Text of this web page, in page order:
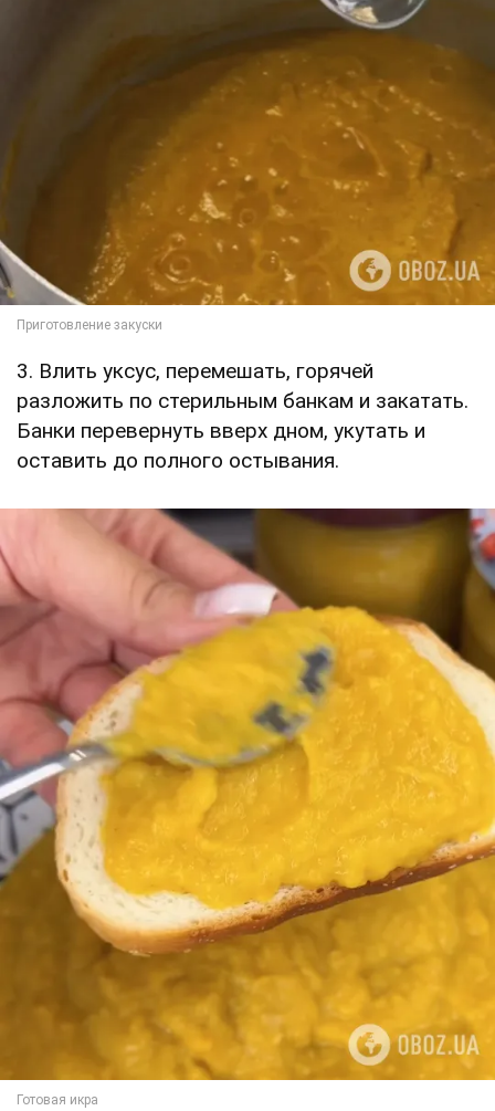
3. Влить уксус, перемешать, горячей
разложить по стерильным банкам и закатать.
Банки перевернуть вверх дном, укутать и
оставить до полного остывания.